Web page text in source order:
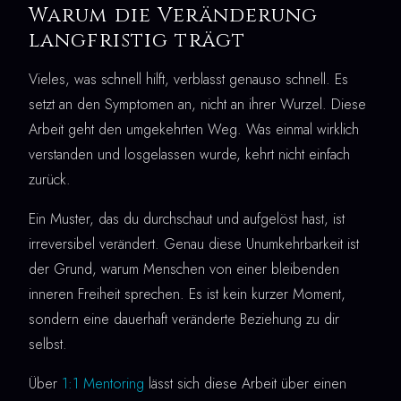
Warum die Veränderung
langfristig trägt
Vieles, was schnell hilft, verblasst genauso schnell. Es
setzt an den Symptomen an, nicht an ihrer Wurzel. Diese
Arbeit geht den umgekehrten Weg. Was einmal wirklich
verstanden und losgelassen wurde, kehrt nicht einfach
zurück.
Ein Muster, das du durchschaut und aufgelöst hast, ist
irreversibel verändert. Genau diese Unumkehrbarkeit ist
der Grund, warum Menschen von einer bleibenden
inneren Freiheit sprechen. Es ist kein kurzer Moment,
sondern eine dauerhaft veränderte Beziehung zu dir
selbst.
Über 1:1 Mentoring lässt sich diese Arbeit über einen